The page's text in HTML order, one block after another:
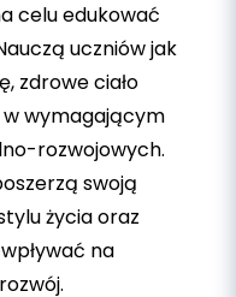
celu edukować
uczniów jak
zdrowe ciało
wymagającym
rozwojowych.
swoją
życia oraz
na